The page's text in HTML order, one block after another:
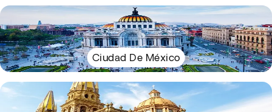
Ciudad De México